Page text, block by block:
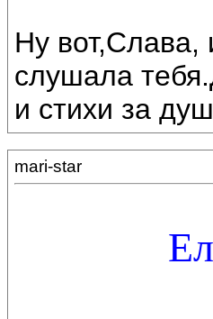
Ну вот,Слава,
слушала
и стихи за
mari-star